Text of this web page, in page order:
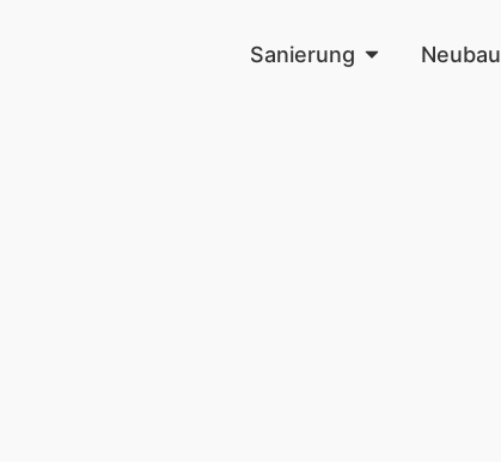
Sanierung Neubau